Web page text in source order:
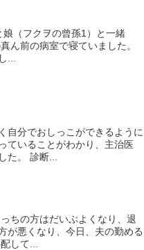
（フクヲの曾孫1）と一緒
ん前の病室で寝ていました。
...
自分でおしっこができるように
ていることがわかり、主治医
た。 診断...
ちの方はだいぶよくなり、退
が悪くなり、今日、夫の勤める
して...